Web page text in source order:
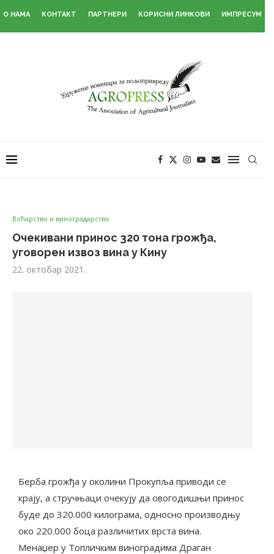
О НАМА КОНТАКТ ПАРТНЕРИ КОРИСНИ ЛИНКОВИ ИМПРЕСУМ
Воћарство и виноградарство
Очекивани принос 320 тона грожђа,
уговорен извоз вина у Кину
22. октобар 2021.
Берба грожђа у околини Прокупља приводи се
крају, а стручњаци очекују да овогодишњи принос
буде до 320.000 килограма, односно производњу
око 220.000 боца различитих врста вина.
Менаџер у Топличким виноградима Драган